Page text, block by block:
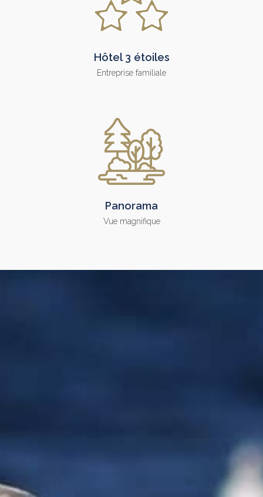
Hôtel 3 étoiles
Entreprise familiale
Panorama
Vue magnifique